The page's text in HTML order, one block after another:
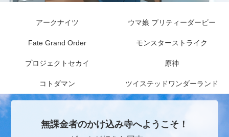
アークナイツ ウマ娘 プリティーダービー
Fate Grand Order モンスターストライク
プロジェクトセカイ 原神
コトダマン ツイステッドワンダーランド
無課金者のかけ込み寺へようこそ！